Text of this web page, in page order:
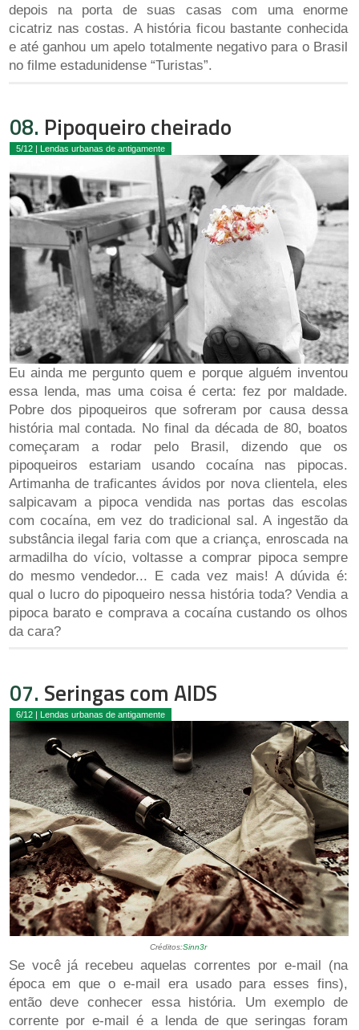
depois na porta de suas casas com uma enorme
cicatriz nas costas. A história ficou bastante conhecida
e até ganhou um apelo totalmente negativo para o Brasil
no filme estadunidense “Turistas”.
08. Pipoqueiro cheirado
5/12 | Lendas urbanas de antigamente
Eu ainda me pergunto quem e porque alguém inventou
essa lenda, mas uma coisa é certa: fez por maldade.
Pobre dos pipoqueiros que sofreram por causa dessa
história mal contada. No final da década de 80, boatos
começaram a rodar pelo Brasil, dizendo que os
pipoqueiros estariam usando cocaína nas pipocas.
Artimanha de traficantes ávidos por nova clientela, eles
salpicavam a pipoca vendida nas portas das escolas
com cocaína, em vez do tradicional sal. A ingestão da
substância ilegal faria com que a criança, enroscada na
armadilha do vício, voltasse a comprar pipoca sempre
do mesmo vendedor... E cada vez mais! A dúvida é:
qual o lucro do pipoqueiro nessa história toda? Vendia a
pipoca barato e comprava a cocaína custando os olhos
da cara?
07. Seringas com AIDS
6/12 | Lendas urbanas de antigamente
Créditos:Sinn3r
Se você já recebeu aquelas correntes por e-mail (na
época em que o e-mail era usado para esses fins),
então deve conhecer essa história. Um exemplo de
corrente por e-mail é a lenda de que seringas foram